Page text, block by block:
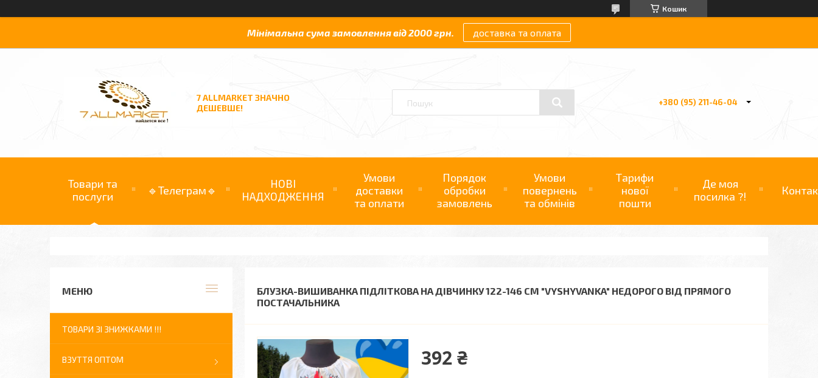
Кошик
Мінімальна сума замовлення від 2000 грн. доставка та оплата
7 ALLMARKET ЗНАЧНО
ДЕШЕВШЕ!
+380 (95) 211-46-04
Товари та
послуги
🔹Телеграм🔹
НОВІ
НАДХОДЖЕННЯ
Умови
доставки
та оплати
Порядок
обробки
замовлень
Умови
повернень
та обмінів
Тарифи
нової
пошти
Де моя
посилка ?!
БЛУЗКА-ВИШИВАНКА ПІДЛІТКОВА НА ДІВЧИНКУ 122-146 СМ "VYSHYVANKA" НЕДОРОГО ВІД ПРЯМОГО
ПОСТАЧАЛЬНИКА
392 ₴
ТОВАРИ ЗІ ЗНИЖКАМИ !!!
ВЗУТТЯ ОПТОМ